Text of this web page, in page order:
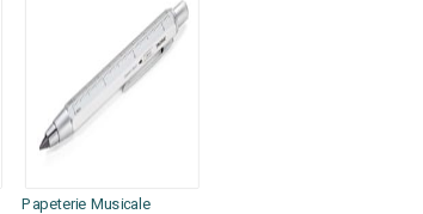
Papeterie Musicale